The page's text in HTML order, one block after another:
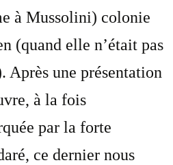
à Mussolini) colonie
(quand elle n’était pas
Après une présentation
à la fois
par la forte
ce dernier nous